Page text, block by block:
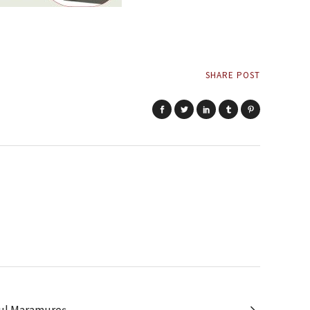
SHARE POST